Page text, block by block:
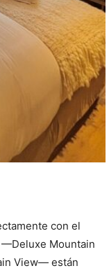
con el
Mountain
View— están